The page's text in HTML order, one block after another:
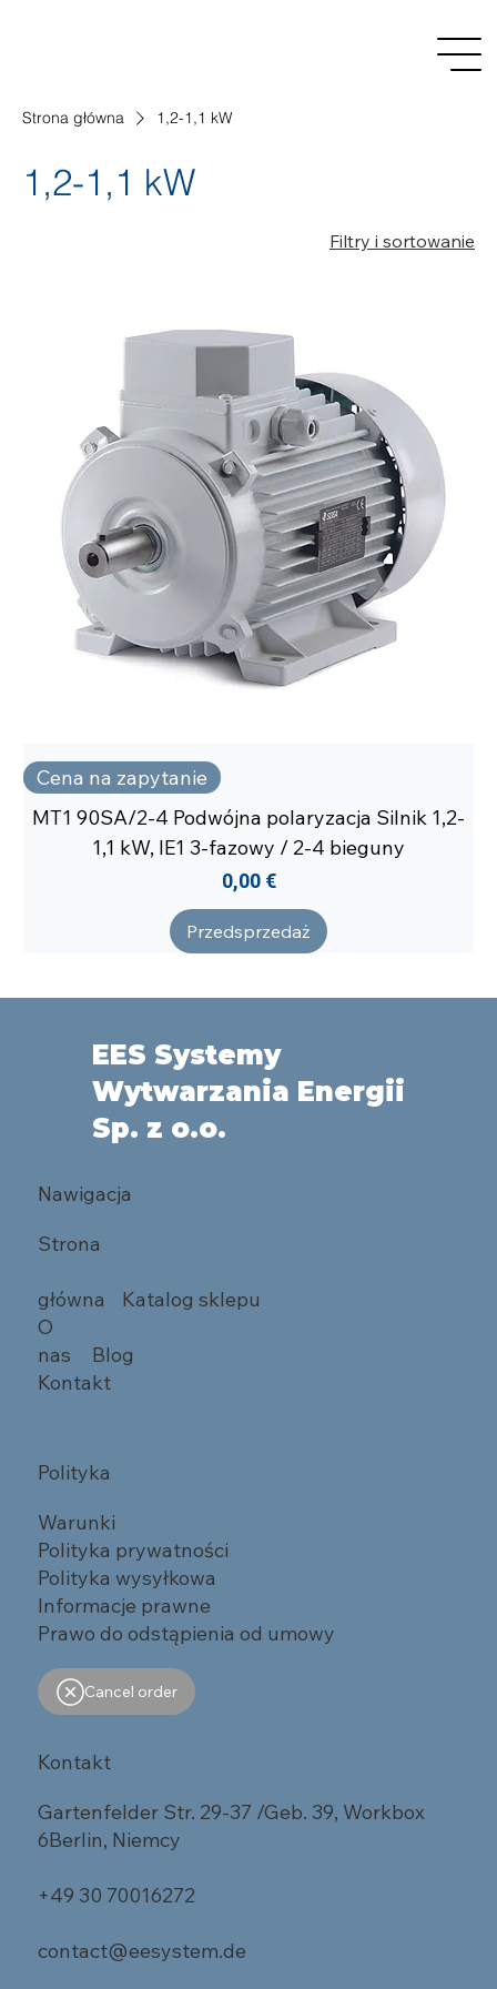
Strona główna 1,2-1,1 kW
1,2-1,1 kW
Filtry i sortowanie
Cena na zapytanie
MT1 90SA/2-4 Podwójna polaryzacja Silnik 1,2-
1,1 kW, IE1 3-fazowy / 2-4 bieguny
Cena
0,00 €
Przedsprzedaż
EES Systemy
Wytwarzania Energii
Sp. z o.o.
Nawigacja
Strona
główna
Katalog sklepu
O
nas
Blog
Kontakt
Polityka
Warunki
Polityka prywatności
Polityka wysyłkowa
Informacje prawne
Prawo do odstąpienia od umowy
Cancel order
Kontakt
Gartenfelder Str. 29-37 /Geb. 39, Workbox
6Berlin, Niemcy
+49 30 70016272
contact@eesystem.de